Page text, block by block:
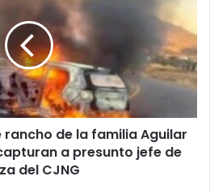
de la familia Aguilar
a presunto jefe de
del CJNG